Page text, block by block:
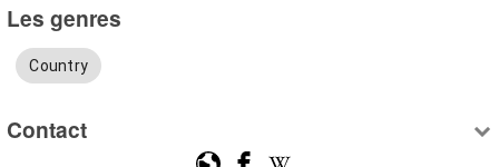
Les genres
Country
Contact